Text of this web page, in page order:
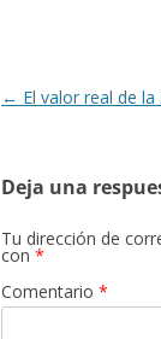
Navegación
← El valor real de
Deja una
Tu dirección de
con *
Comentario *